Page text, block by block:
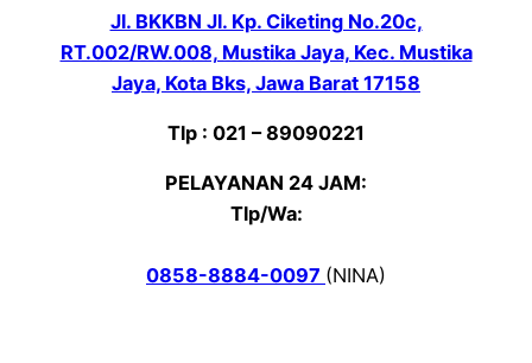
Jl. BKKBN Jl. Kp. Ciketing No.20c,
RT.002/RW.008, Mustika Jaya, Kec. Mustika
Jaya, Kota Bks, Jawa Barat 17158
Tlp : 021 – 89090221
PELAYANAN 24 JAM:
Tlp/Wa:
0858-8884-0097 (NINA)